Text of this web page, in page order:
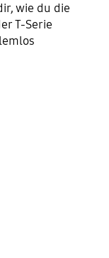
wie du die
T-Serie